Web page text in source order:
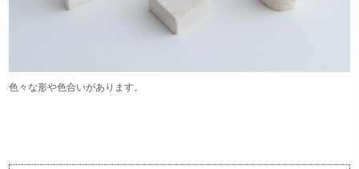
色々な形や色合いがあります。